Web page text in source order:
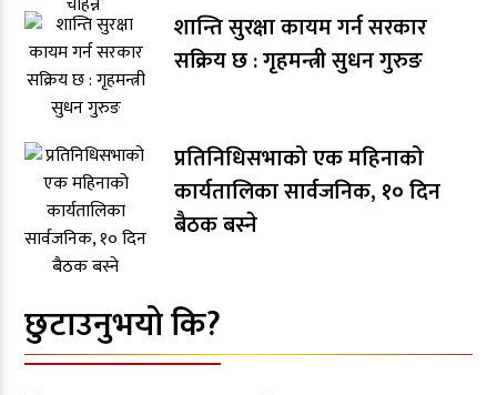
शान्ति सुरक्षा कायम गर्न सरकार
सक्रिय छ : गृहमन्त्री सुधन गुरुङ
प्रतिनिधिसभाको एक महिनाको
कार्यतालिका सार्वजनिक, १० दिन
बैठक बस्ने
छुटाउनुभयो कि?